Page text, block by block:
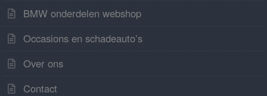
BMW onderdelen webshop
Occasions en schadeauto’s
Over ons
Contact